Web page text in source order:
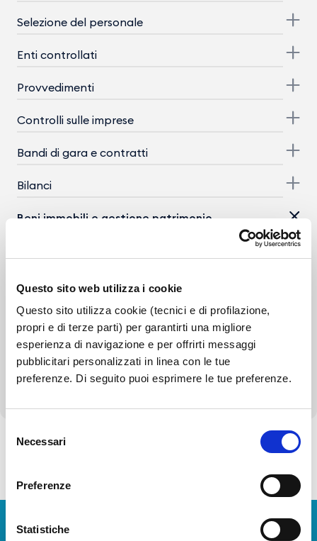
Questo sito web utilizza i cookie
Questo sito utilizza cookie (tecnici e di profilazione,
propri e di terze parti) per garantirti una migliore
esperienza di navigazione e per offrirti messaggi
pubblicitari personalizzati in linea con le tue
preferenze. Di seguito puoi esprimere le tue preferenze.
delNecessari
Preferenze
Statistiche
Selezione del personale
Enti controllati
Provvedimenti
Controlli sulle imprese
Bandi di gara e contratti
Bilanci
Beni immobili e gestione patrimonio
Controlli e rilievi sull'amministrazione
Servizi erogati
Altri contenuti - Corruzione